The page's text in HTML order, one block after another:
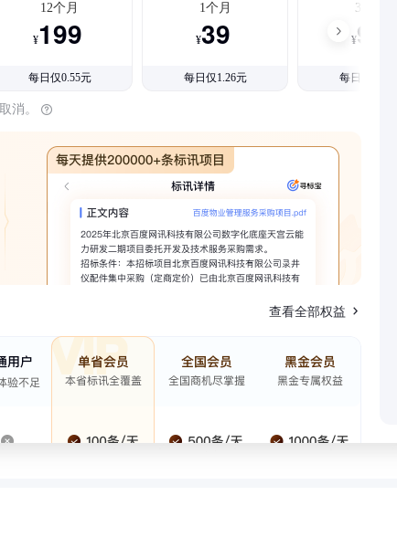
12个月
¥199
每日仅0.55元
1个月
¥39
每日仅1.26元
3个月
¥99
每日仅1.08元
消。
查看全部权益